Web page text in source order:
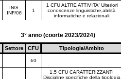
ING-
INF/06
1
1 CFU ALTRE ATTIVITA' Ulteriori
conoscenze linguistiche,abilità
informatiche e relazionali
3° anno (coorte 2023/2024)
Settore CFU Tipologia/Ambito
60
1.5 CFU CARATTERIZZANTI
Discipline specifiche della tipologia